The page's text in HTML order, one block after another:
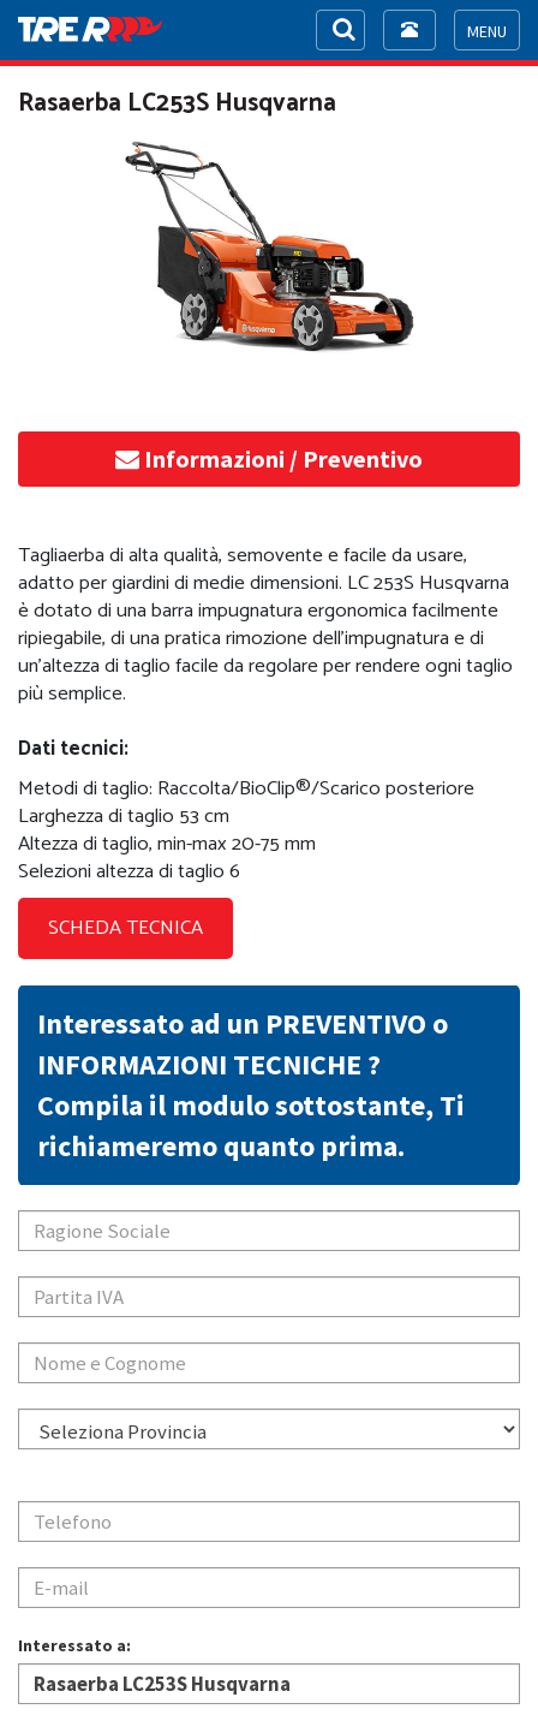
Toggle
Toggle
navigation
Rasaerba LC253S Husqvarna
Informazioni / Preventivo
Tagliaerba di alta qualità, semovente e facile da usare,
adatto per giardini di medie dimensioni. LC 253S Husqvarna
è dotato di una barra impugnatura ergonomica facilmente
ripiegabile, di una pratica rimozione dell’impugnatura e di
un'altezza di taglio facile da regolare per rendere ogni taglio
più semplice.
Dati tecnici:
Metodi di taglio: Raccolta/BioClip®/Scarico posteriore
Larghezza di taglio 53 cm
Altezza di taglio, min-max 20-75 mm
Selezioni altezza di taglio 6
SCHEDA TECNICA
Interessato ad un PREVENTIVO o
INFORMAZIONI TECNICHE ?
Compila il modulo sottostante, Ti
richiameremo quanto prima.
Interessato a: